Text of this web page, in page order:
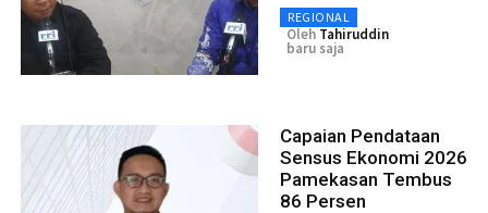
REGIONAL
Oleh Tahiruddin
baru saja
Capaian Pendataan
Sensus Ekonomi 2026
Pamekasan Tembus
86 Persen